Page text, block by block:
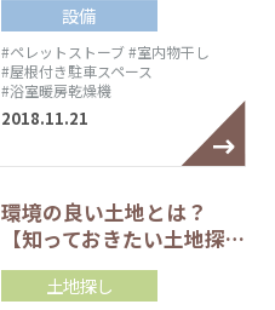
設備
#ペレットストーブ#室内物干し
#屋根付き駐車スペース
#浴室暖房乾燥機
2018.11.21
環境の良い土地とは？
【知っておきたい土地探…
土地探し